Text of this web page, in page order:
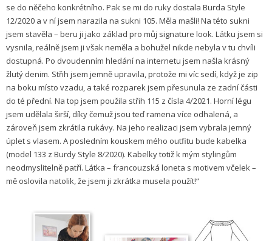
se do něčeho konkrétního. Pak se mi do ruky dostala Burda Style
12/2020 a v ní jsem narazila na sukni 105. Měla mašli! Na této sukni
jsem stavěla – beru ji jako základ pro můj signature look. Látku jsem si
vysnila, reálně jsem ji však neměla a bohužel nikde nebyla v tu chvíli
dostupná. Po dvoudenním hledání na internetu jsem našla krásný
žlutý denim. Střih jsem jemně upravila, protože mi víc sedí, když je zip
na boku místo vzadu, a také rozparek jsem přesunula ze zadní části
do té přední. Na top jsem použila střih 115 z čísla 4/2021. Horní légu
jsem udělala širší, díky čemuž jsou teď ramena více odhalená, a
zároveň jsem zkrátila rukávy. Na jeho realizaci jsem vybrala jemný
úplet s vlasem. A posledním kouskem mého outfitu bude kabelka
(model 133 z Burdy Style 8/2020). Kabelky totiž k mým stylingům
neodmyslitelně patří. Látka – francouzská loneta s motivem včelek –
mě oslovila natolik, že jsem ji zkrátka musela použít!“